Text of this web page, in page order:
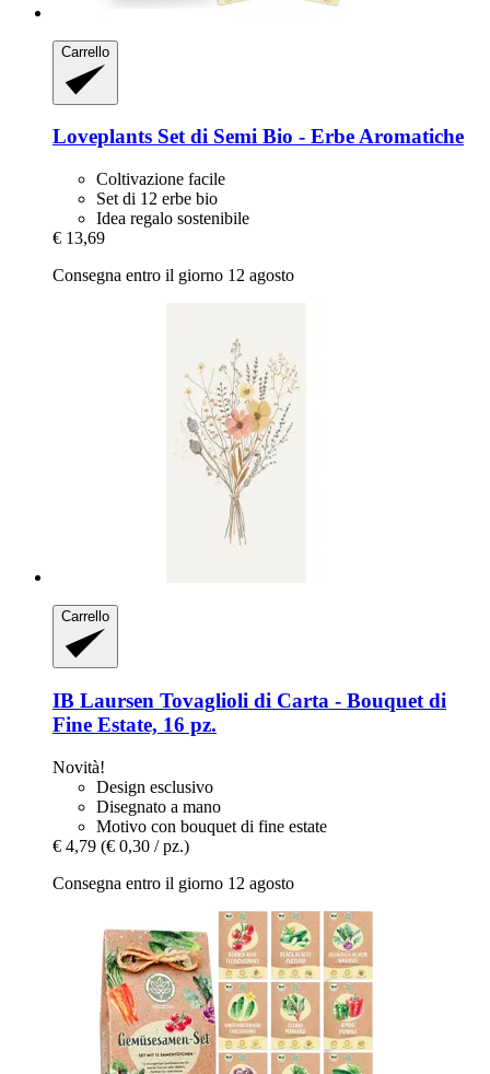
Carrello
Loveplants Set di Semi Bio -​ Erbe Aromatiche
Coltivazione facile
Set di 12 erbe bio
Idea regalo sostenibile
€ 13,69
Consegna entro il giorno 12 agosto
Carrello
IB Laursen Tovaglioli di Carta -​ Bouquet di
Fine Estate, 16 pz.
Novità!
Design esclusivo
Disegnato a mano
Motivo con bouquet di fine estate
€ 4,79 (€ 0,30 / pz.)
Consegna entro il giorno 12 agosto